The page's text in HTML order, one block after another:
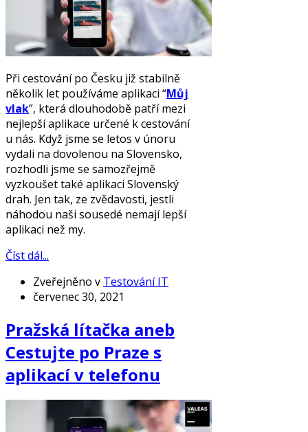
Při cestování po Česku již stabilně
několik let používáme aplikaci “Můj
vlak”, která dlouhodobě patří mezi
nejlepší aplikace určené k cestování
u nás. Když jsme se letos v únoru
vydali na dovolenou na Slovensko,
rozhodli jsme se samozřejmě
vyzkoušet také aplikaci Slovenský
drah. Jen tak, ze zvědavosti, jestli
náhodou naši sousedé nemají lepší
aplikaci než my.
Číst dál...
Zveřejněno v Testování IT
červenec 30, 2021
Pražská lítačka aneb
Cestujte po Praze s
aplikací v telefonu